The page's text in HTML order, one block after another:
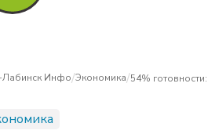
Лабинск Инфо/Экономика/54%